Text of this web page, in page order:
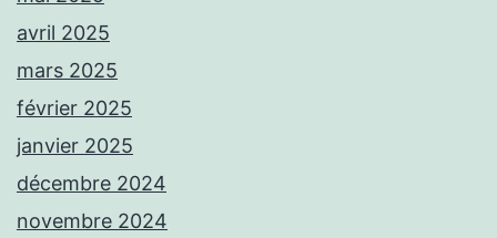
avril 2025
mars 2025
février 2025
janvier 2025
décembre 2024
novembre 2024